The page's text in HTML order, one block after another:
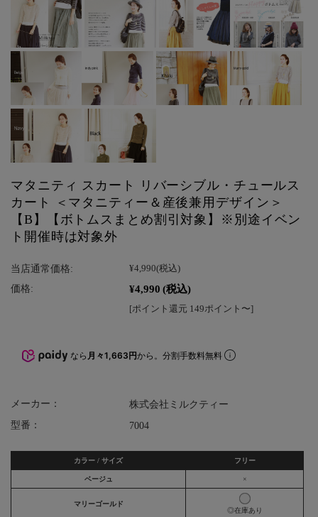
マタニティ スカート リバーシブル・チュールス
カート ＜マタニティー＆産後兼用デザイン＞
【B】【ボトムスまとめ割引対象】※別途イベン
ト開催時は対象外
当店通常価格: ¥4,990(税込)
価格: ¥4,990 (税込)
[ポイント還元 149ポイント〜]
なら 月々1,663円から。分割手数料無料
メーカー：
株式会社ミルクティー
型番：
7004
カラー / サイズ フリー
ベージュ ×
マリーゴールド
◎在庫あり